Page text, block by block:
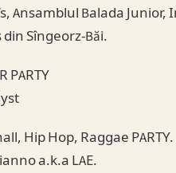
Ansamblul Balada
Sîngeorz-Băi.
PARTY
Hip Hop, Raggae PARTY.
a.k.a LAE.